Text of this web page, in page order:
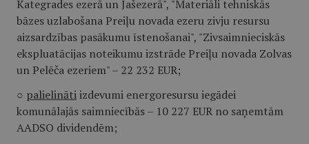
Kategrades ezerā un Jašezerā", "Materiāli tehniskās
bāzes uzlabošana Preiļu novada ezeru zivju resursu
aizsardzības pasākumu īstenošanai", "Zivsaimnieciskās
ekspluatācijas noteikumu izstrāde Preiļu novada Zolvas
un Pelēča ezeriem" – 22 232 EUR;
○ palielinātiizdevumi energoresursu iegādei
komunālajās saimniecībās – 10 227 EUR no saņemtām
AADSO dividendēm;